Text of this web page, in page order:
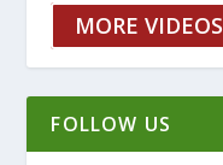
MORE VIDEOS
FOLLOW US